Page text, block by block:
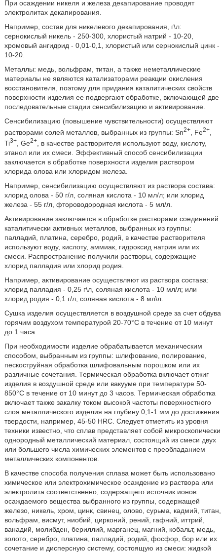
При осаждении никеля и железа декапирование проводят
электролитах декапирования.
Например, состав для никелевого декапирования, г\л:
сернокислый никель - 250-300, хлористый натрий - 10-20,
хромовый ангидрид - 0,01-0,1, хлористый или сернокислый цинк -
10-20.
Металлы: медь, вольфрам, титан, а также неметаллические
материалы не являются катализаторами реакции окисления
восстановителя, поэтому для придания каталитических свойств
поверхности изделия ее подвергают обработке, включающей две
последовательные стадии сенсибилизацию и активирование.
Сенсибилизацию (повышение чувствительности) осуществляют
растворами солей металлов, выбранных из группы: Sn2+, Fe2+,
Ti3+, Ge2+, в качестве растворителя используют воду, кислоту,
этанол или их смеси. Эффективный способ сенсибилизации
заключается в обработке поверхности изделия раствором
хлорида олова или хлоридом железа.
Например, сенсибилизацию осуществляют из раствора состава:
хлорид олова - 50 г/л, соляная кислота - 10 мл/л; или хлорид
железа - 55 г/л, фтороводородная кислота - 5 мл/л.
Активирование заключается в обработке растворами соединений
каталитически активных металлов, выбранных из группы:
палладий, платина, серебро, родий, в качестве растворителя
используют воду, кислоту, аммиак, гидроксид натрия или их
смеси. Распространение получили растворы, содержащие
хлорид палладия или хлорид родия.
Например, активирование осуществляют из раствора состава:
хлорид палладия - 0,25 г\л, соляная кислота - 10 мл/л; или
хлорид родия - 0,1 г/л, соляная кислота - 8 мл\л.
Сушка изделия осуществляется в воздушной среде за счет обдува
горячим воздухом температурой 20-70°С в течение от 10 минут
до 1 часа.
При необходимости изделие обрабатывается механическим
способом, выбранным из группы: шлифование, полирование,
пескоструйная обработка шлифовальным порошком или их
различные сочетания. Термическая обработка включает отжиг
изделия в воздушной среде или вакууме при температуре 50-
850°С в течение от 10 минут до 3 часов. Термическая обработка
включает также закалку током высокой частоты поверхностного
слоя металлического изделия на глубину 0,1-1 мм до достижения
твердости, например, 45-50 HRC. Следует отметить из уровня
техники известно, что сплав представляет собой микроскопически
однородный металлический материал, состоящий из смеси двух
или большего числа химических элементов с преобладанием
металлических компонентов.
В качестве способа получения сплава может быть использовано
химическое или электрохимическое осаждение из раствора или
электролита соответственно, содержащего источник ионов
осаждаемого вещества выбранного из группы, содержащей
железо, никель, хром, цинк, свинец, олово, сурьма, кадмий, титан,
вольфрам, висмут, ниобий, цирконий, рений, гафний, иттрий,
ванадий, молибден, бериллий, марганец, магний, кобальт, медь,
золото, серебро, платина, палладий, родий, фосфор, бор или их
сочетание и дисперсную систему, состоящую из смеси: жидкой